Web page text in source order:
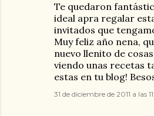
Te quedaron
ideal apra regalar
invitados que
Muy feliz año nena,
nuevo llenito de
viendo unas recetas
estas en tu blog!
31 de diciembre de 2011 a las